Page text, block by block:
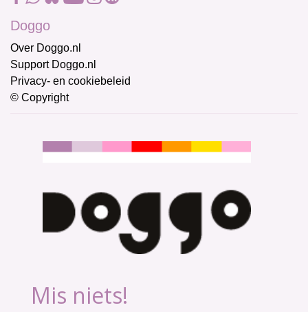
Doggo
Over Doggo.nl
Support Doggo.nl
Privacy- en cookiebeleid
© Copyright
Mis niets!